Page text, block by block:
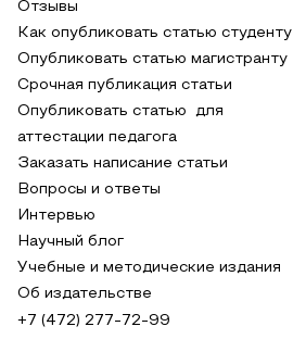
Отзывы
Как опубликовать статью студенту
Опубликовать статью магистранту
Срочная публикация статьи
Опубликовать статью для
аттестации педагога
Заказать написание статьи
Вопросы и ответы
Интервью
Научный блог
Учебные и методические издания
Об издательстве
+7 (472) 277-72-99